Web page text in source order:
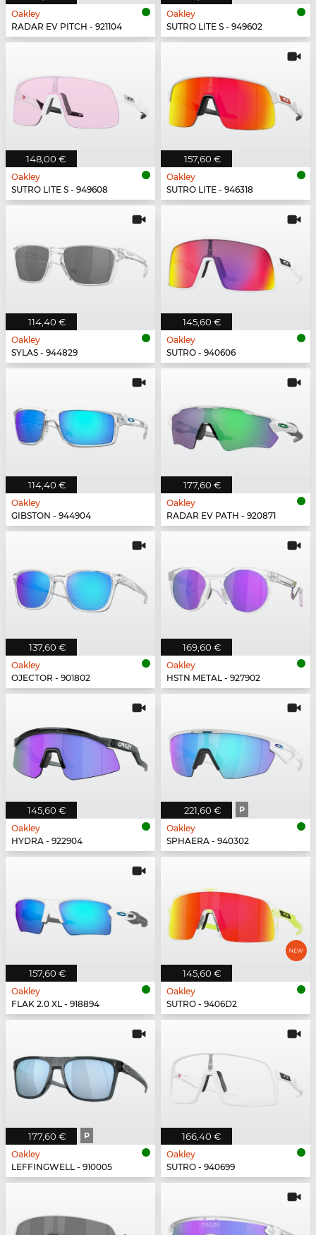
Oakley
RADAR EV PITCH - 921104
Oakley
SUTRO LITE S - 949602
148,00 €
Oakley
SUTRO LITE S - 949608
157,60 €
Oakley
SUTRO LITE - 946318
114,40 €
Oakley
SYLAS - 944829
145,60 €
Oakley
SUTRO - 940606
114,40 €
Oakley
GIBSTON - 944904
177,60 €
Oakley
RADAR EV PATH - 920871
137,60 €
Oakley
OJECTOR - 901802
169,60 €
Oakley
HSTN METAL - 927902
145,60 €
Oakley
HYDRA - 922904
221,60 € P
Oakley
SPHAERA - 940302
157,60 €
Oakley
FLAK 2.0 XL - 918894
145,60 €
Oakley
SUTRO - 9406D2
177,60 € P
Oakley
LEFFINGWELL - 910005
166,40 €
Oakley
SUTRO - 940699